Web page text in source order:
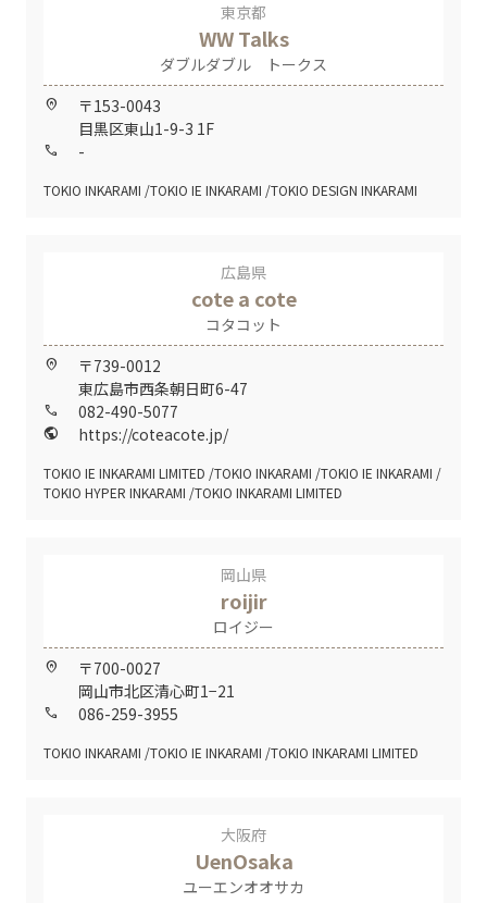
東京都
WW Talks
ダブルダブル トークス
home_pin
〒153-0043
目黒区東山1-9-3 1F
call -
TOKIO INKARAMI TOKIO IE INKARAMI TOKIO DESIGN INKARAMI
広島県
cote a cote
コタコット
home_pin
〒739-0012
東広島市西条朝日町6-47
call 082-490-5077
public https://coteacote.jp/
TOKIO IE INKARAMI LIMITED TOKIO INKARAMI TOKIO IE INKARAMI
TOKIO HYPER INKARAMI TOKIO INKARAMI LIMITED
岡山県
roijir
ロイジー
home_pin
〒700-0027
岡山市北区清心町1−21
call 086-259-3955
TOKIO INKARAMI TOKIO IE INKARAMI TOKIO INKARAMI LIMITED
大阪府
UenOsaka
ユーエンオオサカ